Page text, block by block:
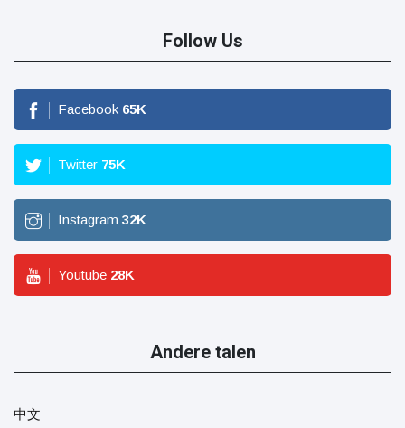
Follow Us
Facebook 65K
Twitter 75K
Instagram 32K
Youtube 28K
Andere talen
中文